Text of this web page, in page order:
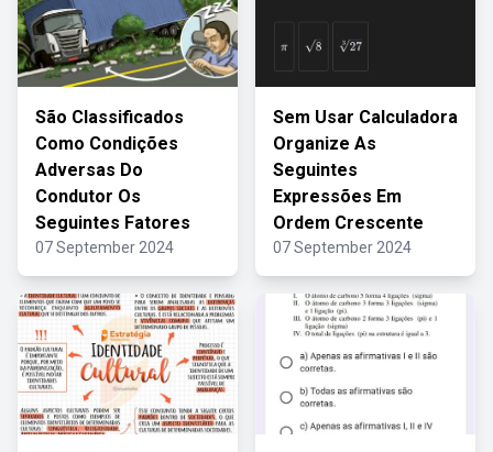
São Classificados
Como Condições
Adversas Do
Condutor Os
Seguintes Fatores
07 September 2024
Sem Usar Calculadora
Organize As
Seguintes
Expressões Em
Ordem Crescente
07 September 2024